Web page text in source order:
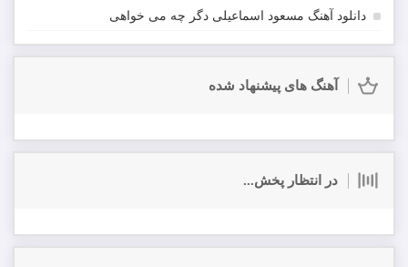
دانلود آهنگ مسعود اسماعیلی دگر چه می خواهی
آهنگ های پیشنهاد شده
در انتظار پخش...